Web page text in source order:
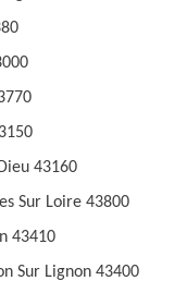
43160
Sur Loire 43800
43410
Sur Lignon 43400